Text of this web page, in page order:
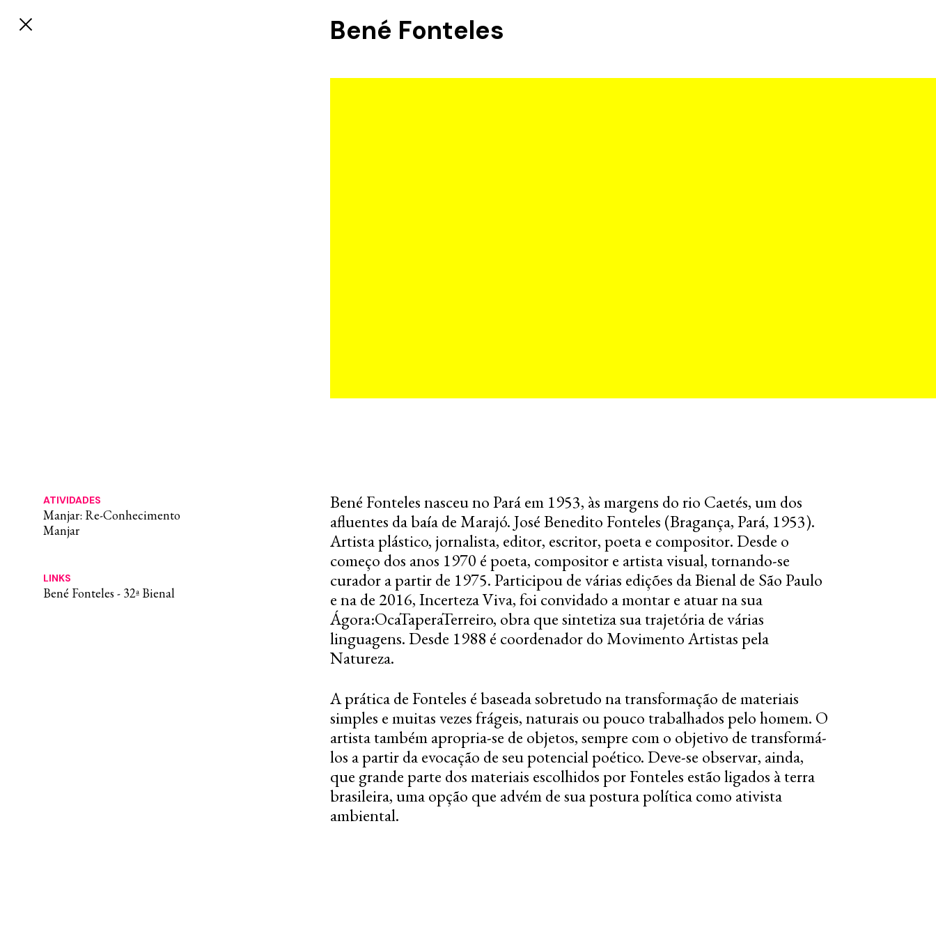
Bené Fonteles
ATIVIDADES
Manjar: Re-Conhecimento
Manjar
LINKS
Bené Fonteles - 32ª Bienal
Bené Fonteles nasceu no Pará em 1953, às margens do rio Caetés, um dos
afluentes da baía de Marajó. José Benedito Fonteles (Bragança, Pará, 1953).
Artista plástico, jornalista, editor, escritor, poeta e compositor. Desde o
começo dos anos 1970 é poeta, compositor e artista visual, tornando-se
curador a partir de 1975. Participou de várias edições da Bienal de São Paulo
e na de 2016, Incerteza Viva, foi convidado a montar e atuar na sua
Ágora:OcaTaperaTerreiro, obra que sintetiza sua trajetória de várias
linguagens. Desde 1988 é coordenador do Movimento Artistas pela
Natureza.
A prática de Fonteles é baseada sobretudo na transformação de materiais
simples e muitas vezes frágeis, naturais ou pouco trabalhados pelo homem. O
artista também apropria-se de objetos, sempre com o objetivo de transformá-
los a partir da evocação de seu potencial poético. Deve-se observar, ainda,
que grande parte dos materiais escolhidos por Fonteles estão ligados à terra
brasileira, uma opção que advém de sua postura política como ativista
ambiental.